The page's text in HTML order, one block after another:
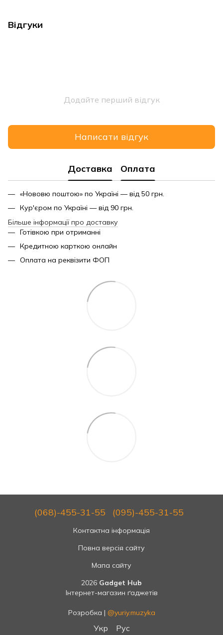
Відгуки
Додайте перший відгук
Написати відгук
Доставка Оплата
«Нововю поштою» по Україні — від 50 грн.
Кур'єром по Україні — від 90 грн.
Більше інформації про доставку
Готівкою при отриманні
Кредитною карткою онлайн
Оплата на реквізити ФОП
(068)-455-31-55 (095)-455-31-55
Контактна інформація
Повна версія сайту
Мапа сайту
2026 Gadget Hub
Інтернет-магазин ґаджетів
Розробка | @yuriy.muzyka
Укр Рус